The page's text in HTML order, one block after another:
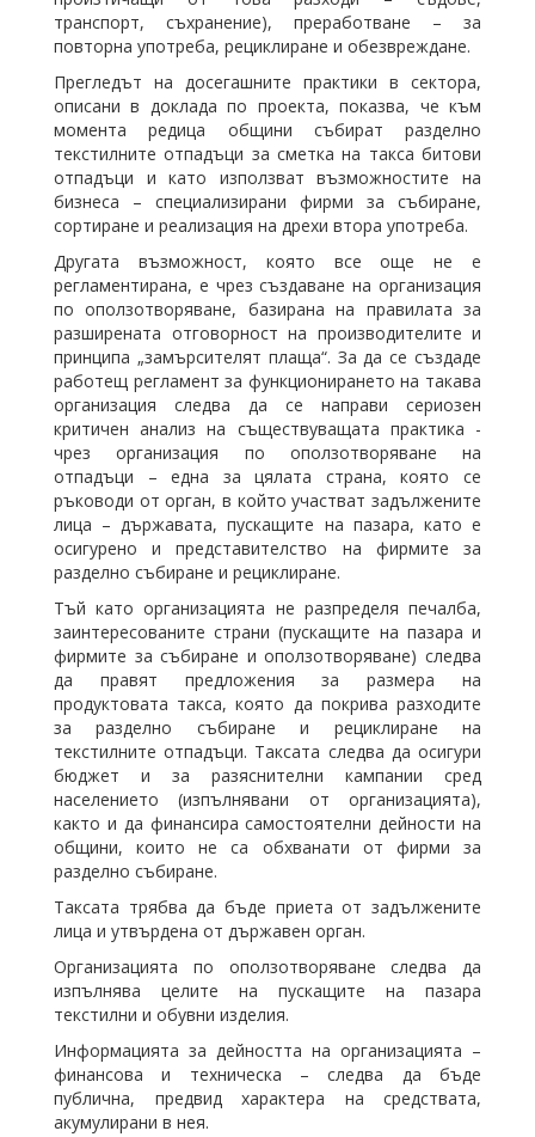
транспорт, съхранение), преработване – за
повторна употреба, рециклиране и обезвреждане.
Прегледът на досегашните практики в сектора,
описани в доклада по проекта, показва, че към
момента редица общини събират разделно
текстилните отпадъци за сметка на такса битови
отпадъци и като използват възможностите на
бизнеса – специализирани фирми за събиране,
сортиране и реализация на дрехи втора употреба.
Другата възможност, която все още не е
регламентирана, е чрез създаване на организация
по оползотворяване, базирана на правилата за
разширената отговорност на производителите и
принципа „замърсителят плаща“. За да се създаде
работещ регламент за функционирането на такава
организация следва да се направи сериозен
критичен анализ на съществуващата практика -
чрез организация по оползотворяване на
отпадъци – една за цялата страна, която се
ръководи от орган, в който участват задължените
лица – държавата, пускащите на пазара, като е
осигурено и представителство на фирмите за
разделно събиране и рециклиране.
Тъй като организацията не разпределя печалба,
заинтересованите страни (пускащите на пазара и
фирмите за събиране и оползотворяване) следва
да правят предложения за размера на
продуктовата такса, която да покрива разходите
за разделно събиране и рециклиране на
текстилните отпадъци. Таксата следва да осигури
бюджет и за разяснителни кампании сред
населението (изпълнявани от организацията),
както и да финансира самостоятелни дейности на
общини, които не са обхванати от фирми за
разделно събиране.
Таксата трябва да бъде приета от задължените
лица и утвърдена от държавен орган.
Организацията по оползотворяване следва да
изпълнява целите на пускащите на пазара
текстилни и обувни изделия.
Информацията за дейността на организацията –
финансова и техническа – следва да бъде
публична, предвид характера на средствата,
акумулирани в нея.